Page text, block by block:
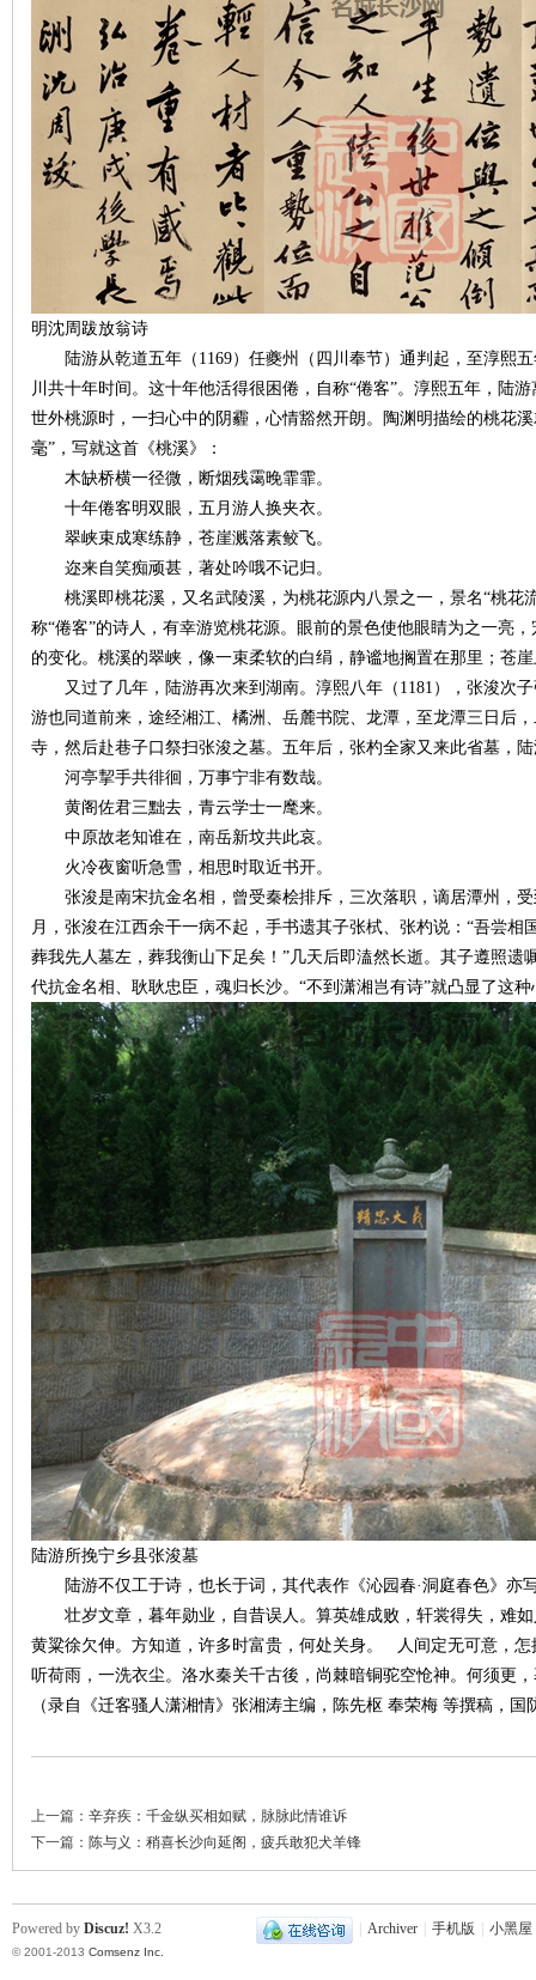
沙
明沈周跋放翁诗
陆游从乾道五年（1169）任夔州（四川奉节）通判起，至淳熙五
川共十年时间。这十年他活得很困倦，自称“倦客”。淳熙五年，陆
世外桃源时，一扫心中的阴霾，心情豁然开朗。陶渊明描绘的桃花
毫”，写就这首《桃溪》：
木缺桥横一径微，断烟残霭晚霏霏。
十年倦客明双眼，五月游人换夹衣。
翠峡束成寒练静，苍崖溅落素鲛飞。
迩来自笑痴顽甚，著处吟哦不记归。
桃溪即桃花溪，又名武陵溪，为桃花源内八景之一，景名“桃花
称“倦客”的诗人，有幸游览桃花源。眼前的景色使他眼睛为之一亮
的变化。桃溪的翠峡，像一束柔软的白绢，静谧地搁置在那里；苍
又过了几年，陆游再次来到湖南。淳熙八年（1181），张浚次子
游也同道前来，途经湘江、橘洲、岳麓书院、龙潭，至龙潭三日后
寺，然后赴巷子口祭扫张浚之墓。五年后，张杓全家又来此省墓，
河亭挈手共徘徊，万事宁非有数哉。
黄阁佐君三黜去，青云学士一麾来。
中原故老知谁在，南岳新坟共此哀。
火冷夜窗听急雪，相思时取近书开。
张浚是南宋抗金名相，曾受秦桧排斥，三次落职，谪居潭州，受
月，张浚在江西余干一病不起，手书遗其子张栻、张杓说：“吾尝
葬我先人墓左，葬我衡山下足矣！”几天后即溘然长逝。其子遵照遗
代抗金名相、耿耿忠臣，魂归长沙。“不到潇湘岂有诗”就凸显了这
陆游所挽宁乡县张浚墓
陆游不仅工于诗，也长于词，其代表作《沁园春·洞庭春色》亦
壮岁文章，暮年勋业，自昔误人。算英雄成败，轩裳得失，难如
黄粱徐欠伸。方知道，许多时富贵，何处关身。 人间定无可意，
听荷雨，一洗衣尘。洛水秦关千古後，尚棘暗铜驼空怆神。何须更
（录自《迁客骚人潇湘情》张湘涛主编，陈先枢 奉荣梅 等撰稿，国
上一篇： 辛弃疾：千金纵买相如赋，脉脉此情谁诉
下一篇： 陈与义：稍喜长沙向延阁，疲兵敢犯犬羊锋
Archiver 手机版 小黑屋
Powered by Discuz! X3.2
© 2001-2013 Comsenz Inc.